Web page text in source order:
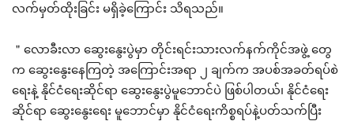
လက်မှတ်ထိုးခြင်း မရှိခဲ့ကြောင်း သိရသည်။
＂လောခီးလာ ဆွေးနွေးပွဲမှာ တိုင်းရင်းသားလက်နက်ကိုင်အဖွဲ့ တွေ
က ဆွေးနွေးနေကြတဲ့ အကြောင်းအရာ ၂ ချက်က အပစ်အခတ်ရပ်စဲ
ရေးနဲ့ နိုင်ငံရေးဆိုင်ရာ ဆွေးနွေးပွဲမူဘောင်ပဲ ဖြစ်ပါတယ်၊ နိုင်ငံရေး
ဆိုင်ရာ ဆွေးနွေးရေး မူဘောင်မှာ နိုင်ငံရေးကိစ္စရပ်နဲ့ပတ်သက်ပြီး